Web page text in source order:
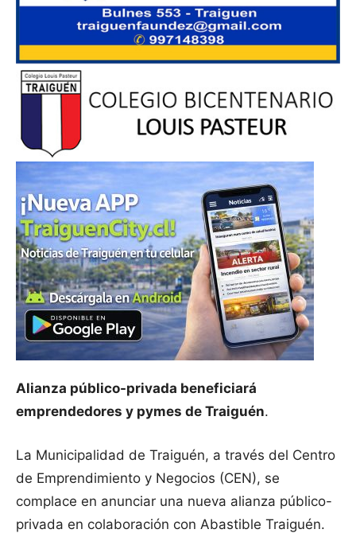
Alianza público-privada beneficiará
emprendedores y pymes de Traiguén.
La Municipalidad de Traiguén, a través del Centro
de Emprendimiento y Negocios (CEN), se
complace en anunciar una nueva alianza público-
privada en colaboración con Abastible Traiguén.